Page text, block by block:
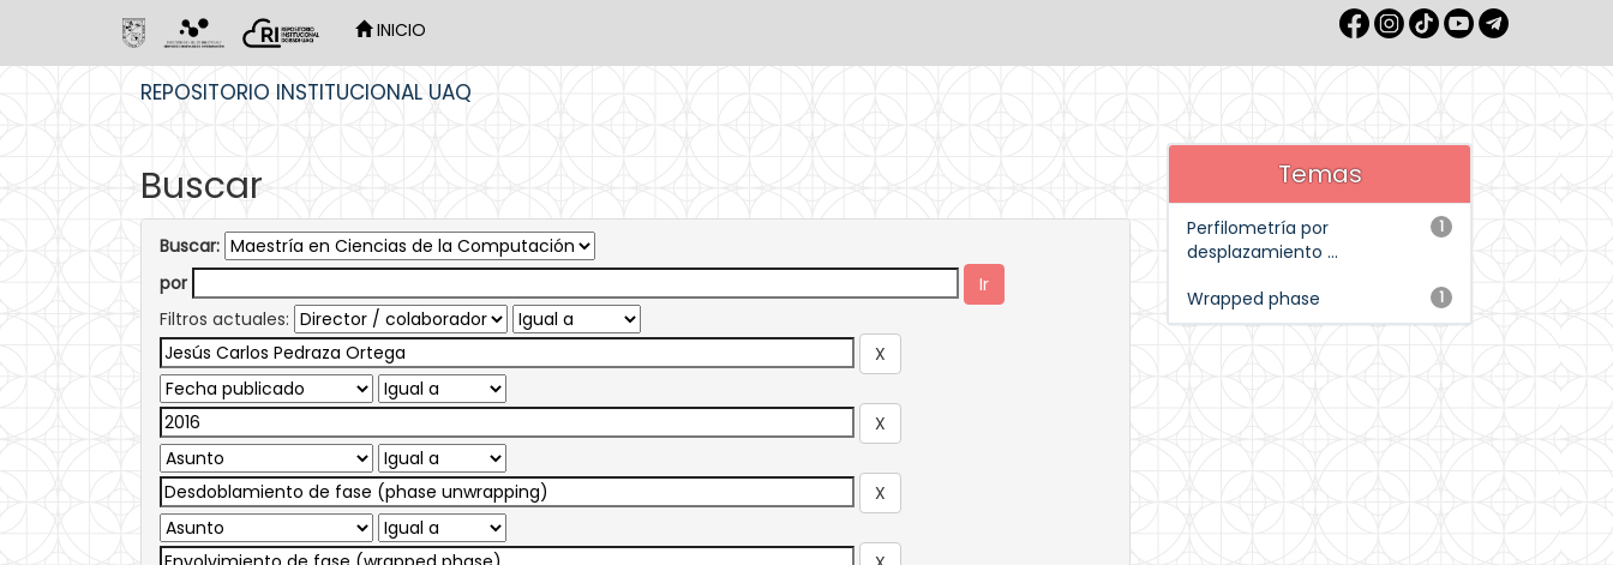
INICIO
REPOSITORIO INSTITUCIONAL UAQ
Buscar
Buscar:
por
Filtros actuales:
Temas
1
Perfilometría por
desplazamiento ...
1
Wrapped phase